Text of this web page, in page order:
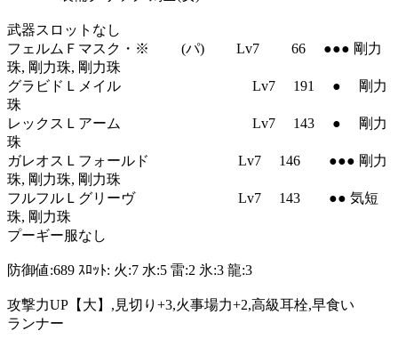
武器スロットなし
フェルムＦマスク・※ (パ) Lv7 66 ●●● 剛力
珠, 剛力珠, 剛力珠
グラビドＬメイル Lv7 191 ● 剛力
珠
レックスＬアーム Lv7 143 ● 剛力
珠
ガレオスＬフォールド Lv7 146 ●●● 剛力
珠, 剛力珠, 剛力珠
フルフルＬグリーヴ Lv7 143 ●● 気短
珠, 剛力珠
プーギー服なし
防御値:689 ｽﾛｯﾄ: 火:7 水:5 雷:2 氷:3 龍:3
攻撃力UP【大】,見切り+3,火事場力+2,高級耳栓,早食い
ランナー